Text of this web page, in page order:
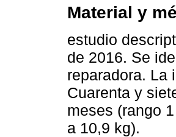
Material y
estudio
de 2016. Se
reparadora. La
Cuarenta y
meses (rango
a 10,9 kg).